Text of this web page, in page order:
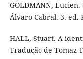
GOLDMANN,
Álvaro Cabral. 3. ed.
HALL, Stuart. A
Tradução de Tomaz